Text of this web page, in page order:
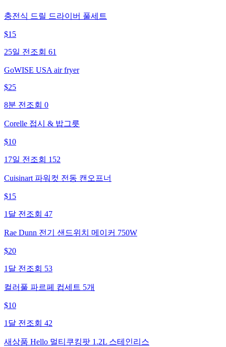
충전식 드릴 드라이버 풀세트
$15
25일 전 조회 61
GoWISE USA air fryer
$25
8분 전 조회 0
Corelle 접시 & 밥그릇
$10
17일 전 조회 152
Cuisinart 파워컷 전동 캔오프너
$15
1달 전 조회 47
Rae Dunn 전기 샌드위치 메이커 750W
$20
1달 전 조회 53
컬러풀 파르페 컵세트 5개
$10
1달 전 조회 42
새상품 Hello 멀티쿠킹팟 1.2L 스테인리스